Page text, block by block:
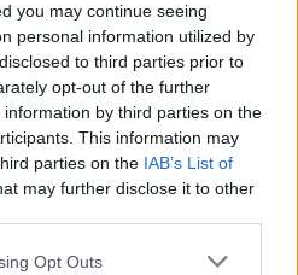
you may continue seeing
personal information utilized by
to third parties prior to
opt-out of the further
by third parties on the
This information may
parties on the IAB’s List of
may further disclose it to other
Opt Outs
μου» είπε
ανέφερε: «Έχω πάει στον
Έχω μαυρισμένο μάτι».
χθες, Πέμπτη (11/6)
της Τρίτης (9/6)